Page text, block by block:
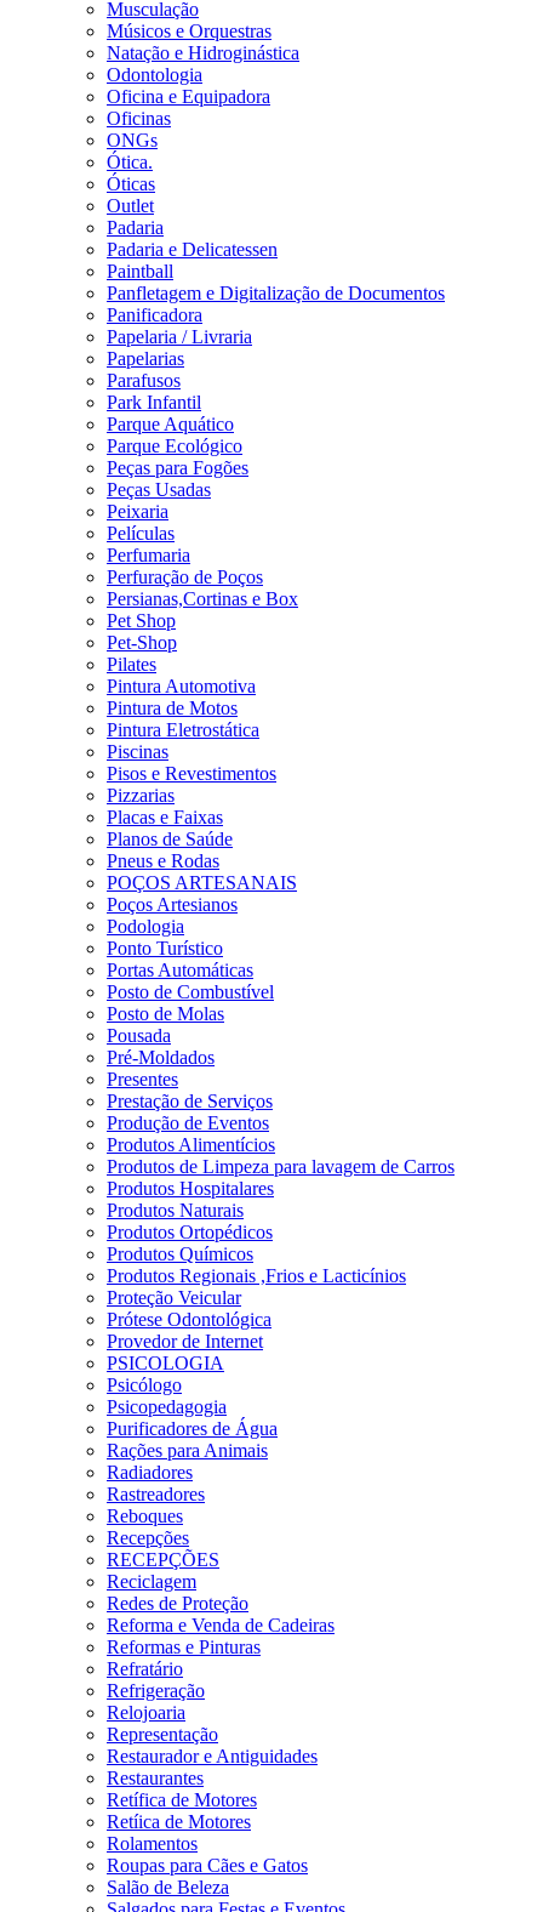
Musculação
Músicos e Orquestras
Natação e Hidroginástica
Odontologia
Oficina e Equipadora
Oficinas
ONGs
Ótica.
Óticas
Outlet
Padaria
Padaria e Delicatessen
Paintball
Panfletagem e Digitalização de Documentos
Panificadora
Papelaria / Livraria
Papelarias
Parafusos
Park Infantil
Parque Aquático
Parque Ecológico
Peças para Fogões
Peças Usadas
Peixaria
Películas
Perfumaria
Perfuração de Poços
Persianas,Cortinas e Box
Pet Shop
Pet-Shop
Pilates
Pintura Automotiva
Pintura de Motos
Pintura Eletrostática
Piscinas
Pisos e Revestimentos
Pizzarias
Placas e Faixas
Planos de Saúde
Pneus e Rodas
POÇOS ARTESANAIS
Poços Artesianos
Podologia
Ponto Turístico
Portas Automáticas
Posto de Combustível
Posto de Molas
Pousada
Pré-Moldados
Presentes
Prestação de Serviços
Produção de Eventos
Produtos Alimentícios
Produtos de Limpeza para lavagem de Carros
Produtos Hospitalares
Produtos Naturais
Produtos Ortopédicos
Produtos Químicos
Produtos Regionais ,Frios e Lacticínios
Proteção Veicular
Prótese Odontológica
Provedor de Internet
PSICOLOGIA
Psicólogo
Psicopedagogia
Purificadores de Água
Rações para Animais
Radiadores
Rastreadores
Reboques
Recepções
RECEPÇÕES
Reciclagem
Redes de Proteção
Reforma e Venda de Cadeiras
Reformas e Pinturas
Refratário
Refrigeração
Relojoaria
Representação
Restaurador e Antiguidades
Restaurantes
Retífica de Motores
Retíica de Motores
Rolamentos
Roupas para Cães e Gatos
Salão de Beleza